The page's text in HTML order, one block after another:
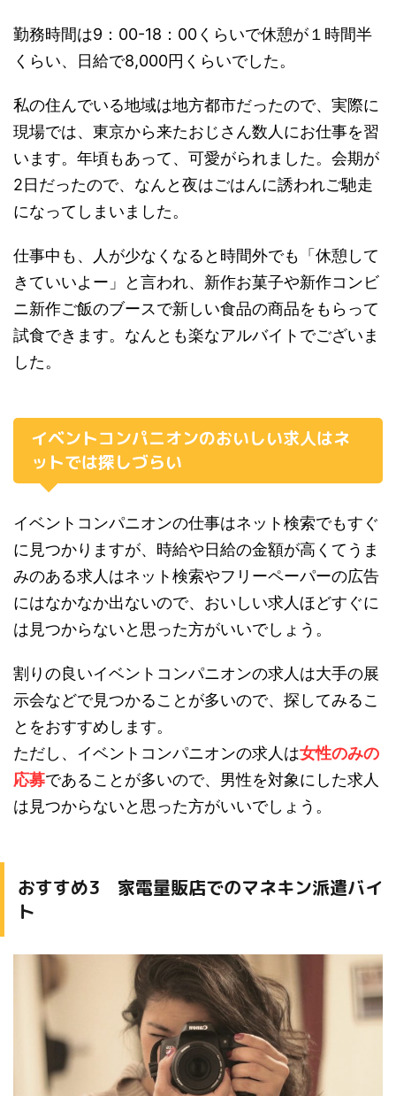
勤務時間は9：00-18：00くらいで休憩が１時間半
くらい、日給で8,000円 くらいでした。
私の住んでいる地域は地方都市だったので、実際に
現場では、東京から来たおじさん数人にお仕事を習
います。年頃もあって、可愛がられました。会期が
2日だったので、なんと夜はごはんに誘われご馳走
になってしまいました。
仕事中も、人が少なくなると時間外でも「休憩して
きていいよー」と言われ、新作お菓子や新作コンビ
ニ新作ご飯のブースで新しい食品の商品をもらって
試食できます。 なんとも楽なアルバイトでございま
した。
イベントコンパニオンのおいしい求人はネ
ットでは探しづらい
イベントコンパニオンの仕事はネット検索でもすぐ
に見つかりますが、時給や日給の金額が高くてうま
みのある求人はネット検索やフリーペーパーの広告
にはなかなか出ないので、おいしい求人ほどすぐに
は見つからないと思った方がいいでしょう。
割りの良いイベントコンパニオンの求人は大手の展
示会などで見つかることが多いので、探してみるこ
とをおすすめします。
ただし、イベントコンパニオンの求人は女性のみの
応募であることが多いので、男性を対象にした求人
は見つからないと思った方がいいでしょう。
おすすめ3 家電量販店でのマネキン派遣バイ
ト